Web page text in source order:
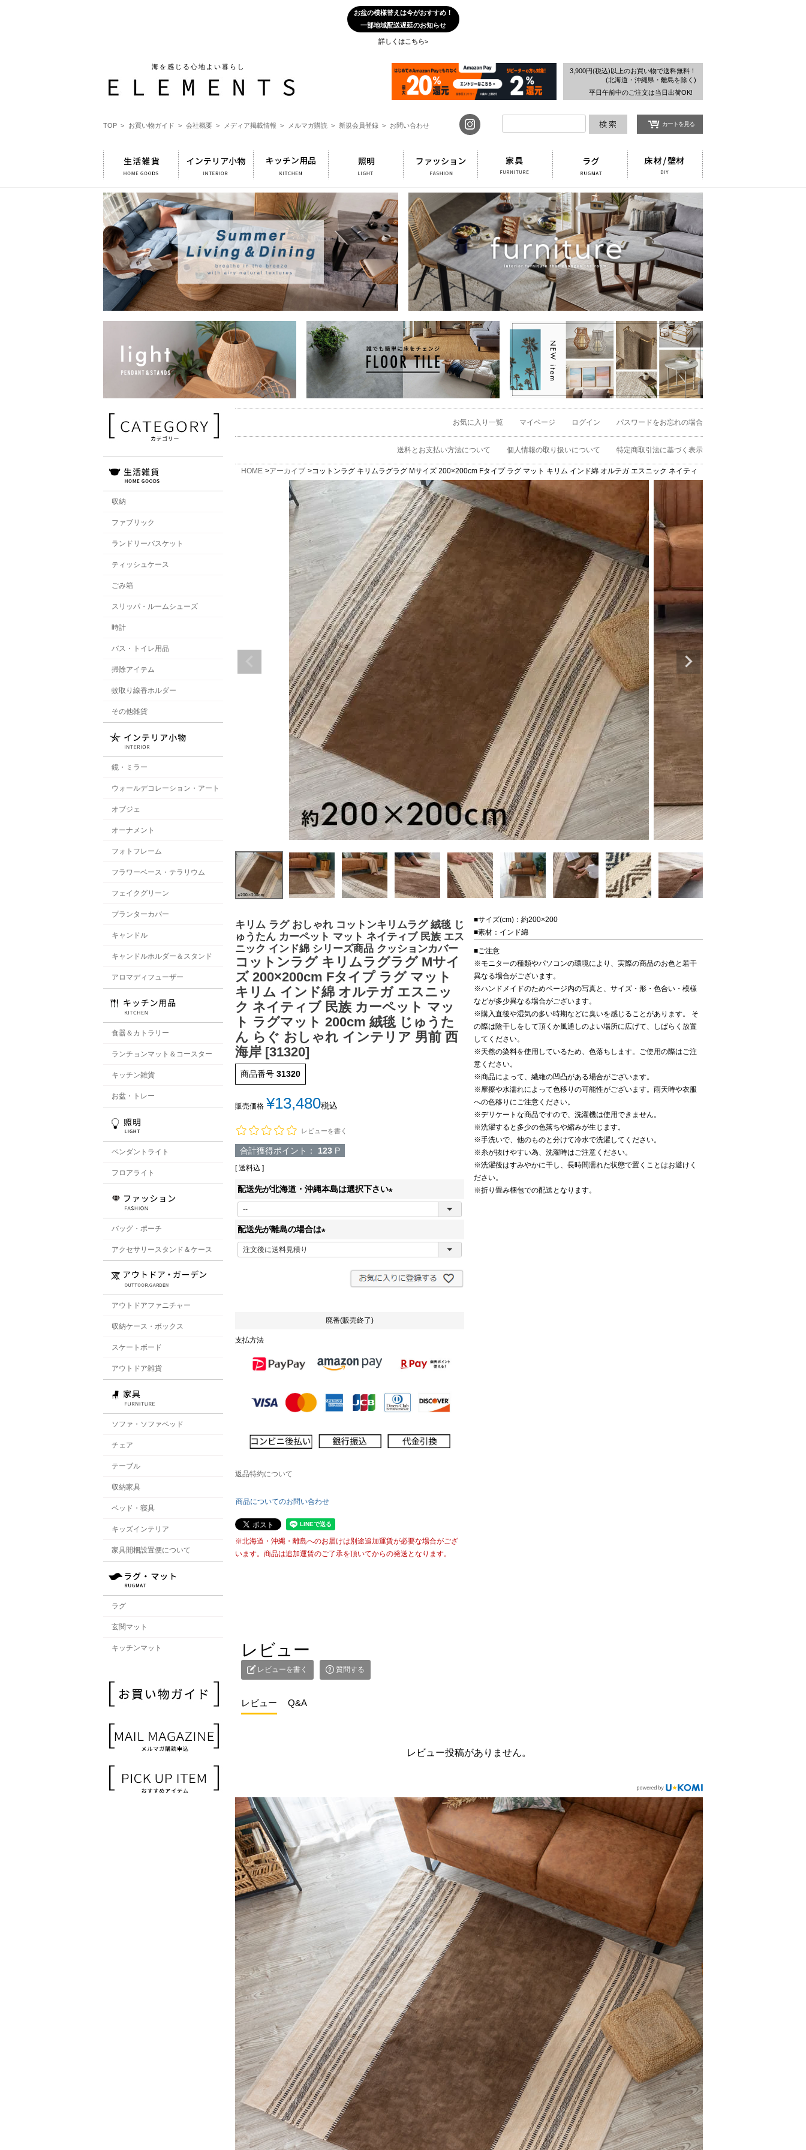
お盆の模様替えは今がおすすめ！
一部地域配送遅延のお知らせ
詳しくはこちら>
海を感じる心地よい暮らし
3,900円(税込)以上のお買い物で送料無料！
(北海道・沖縄県・離島を除く)
平日午前中のご注文は当日出荷OK!
カートを見る
TOP > お買い物ガイド > 会社概要 > メディア掲載情報 > メルマガ購読 > 新規会員登録 > お問い合わせ
収納
ファブリック
ランドリーバスケット
ティッシュケース
ごみ箱
スリッパ・ルームシューズ
時計
バス・トイレ用品
掃除アイテム
蚊取り線香ホルダー
その他雑貨
鏡・ミラー
ウォールデコレーション・アート
オブジェ
オーナメント
フォトフレーム
フラワーベース・テラリウム
フェイクグリーン
プランターカバー
キャンドル
キャンドルホルダー＆スタンド
アロマディフューザー
食器＆カトラリー
ランチョンマット＆コースター
キッチン雑貨
お盆・トレー
ペンダントライト
フロアライト
バッグ・ポーチ
アクセサリースタンド＆ケース
アウトドアファニチャー
収納ケース・ボックス
スケートボード
アウトドア雑貨
ソファ・ソファベッド
チェア
テーブル
収納家具
ベッド・寝具
キッズインテリア
家具開梱設置便について
ラグ
玄関マット
キッチンマット
お気に入り一覧 マイページ ログイン パスワードをお忘れの場合
送料とお支払い方法について 個人情報の取り扱いについて 特定商取引法に基づく表示
HOME アーカイブ コットンラグ キリムラグラグ Mサイズ 200×200cm Fタイプ ラグ マット キリム インド綿 オルテガ エスニック ネイティブ 民族 カーペット マット ラ
キリム ラグ おしゃれ コットンキリムラグ 絨毯 じ
ゅうたん カーペット マット ネイティブ 民族 エス
ニック インド綿 シリーズ商品 クッションカバー
コットンラグ キリムラグラグ Mサイ
ズ 200×200cm Fタイプ ラグ マット
キリム インド綿 オルテガ エスニッ
ク ネイティブ 民族 カーペット マッ
ト ラグマット 200cm 絨毯 じゅうた
ん らぐ おしゃれ インテリア 男前 西
海岸 [31320]
商品番号 31320
販売価格 ¥13,480税込
レビューを書く
合計獲得ポイント： 123 P
送料込
配送先が北海道・沖縄本島は選択下さい
配送先が離島の場合は
廃番(販売終了)
支払方法
返品特約について
商品についてのお問い合わせ
※北海道・沖縄・離島へのお届けは別途追加運賃が必要な場合がござ
います。商品は追加運賃のご了承を頂いてからの発送となります。
■サイズ(cm)：約200×200
■素材：インド綿
■ご注意
※モニターの種類やパソコンの環境により、実際の商品のお色と若干
異なる場合がございます。
※ハンドメイドのためページ内の写真と、サイズ・形・色合い・模様
などが多少異なる場合がございます。
※購入直後や湿気の多い時期などに臭いを感じることがあります。 そ
の際は陰干しをして頂くか風通しのよい場所に広げて、しばらく放置
してください。
※天然の染料を使用しているため、色落ちします。ご使用の際はご注
意ください。
※商品によって、繊維の凹凸がある場合がございます。
※摩擦や水濡れによって色移りの可能性がございます。雨天時や衣服
への色移りにご注意ください。
※デリケートな商品ですので、洗濯機は使用できません。
※洗濯すると多少の色落ちや縮みが生じます。
※手洗いで、他のものと分けて冷水で洗濯してください。
※糸が抜けやすい為、洗濯時はご注意ください。
※洗濯後はすみやかに干し、長時間濡れた状態で置くことはお避けく
ださい。
※折り畳み梱包での配送となります。
レビュー
レビューを書く 質問する
レビュー Q&A
レビュー投稿がありません。